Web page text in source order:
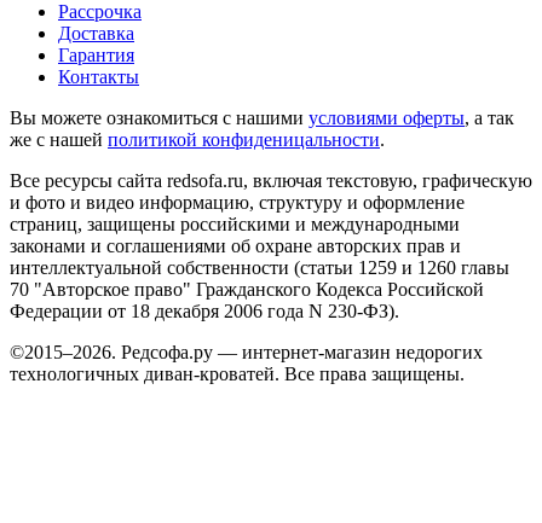
Рассрочка
Доставка
Гарантия
Контакты
Вы можете ознакомиться с нашими условиями оферты, а так
же с нашей политикой конфиденицальности.
Все ресурсы сайта redsofa.ru, включая текстовую, графическую
и фото и видео информацию, структуру и оформление
страниц, защищены российскими и международными
законами и соглашениями об охране авторских прав и
интеллектуальной собственности (статьи 1259 и 1260 главы
70 "Авторское право" Гражданского Кодекса Российской
Федерации от 18 декабря 2006 года N 230-ФЗ).
©2015–2026. Редсофа.ру — интернет-магазин недорогих
технологичных диван-кроватей. Все права защищены.